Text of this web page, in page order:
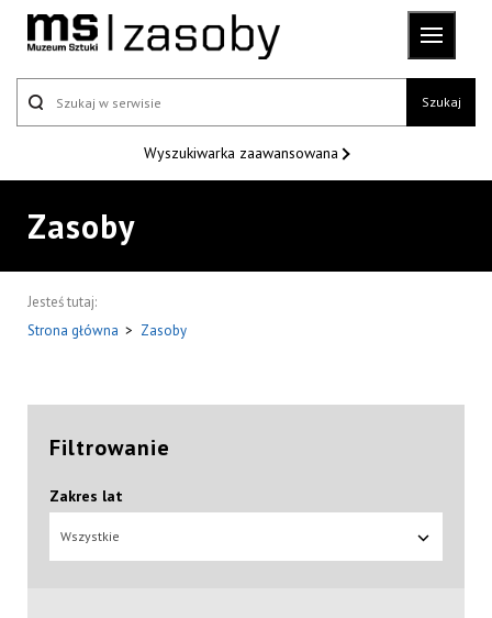
Szukaj
Wyszukiwarka zaawansowana
Zasoby
Jesteś tutaj:
Strona główna > Zasoby
Filtrowanie
Zakres lat
Wszystkie